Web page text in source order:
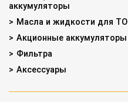
аккумуляторы
Масла и жидкости для ТО
Акционные аккумуляторы
Фильтра
Аксессуары